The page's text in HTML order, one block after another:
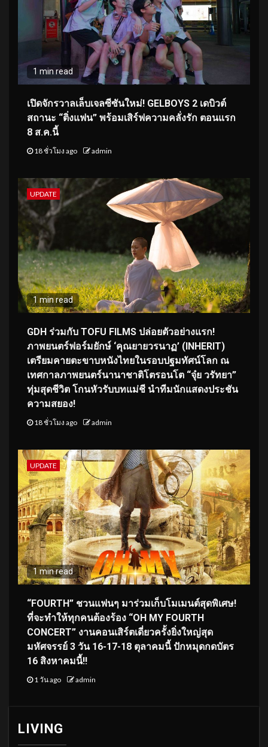
1 min read
เปิดจักรวาลเล็บเจลซีซันใหม่! GELBOYS 2 เดบิวต์
สถานะ “ติ่งแฟน” พร้อมเสิร์ฟความคลั่งรัก ตอนแรก
8 ส.ค.นี้
18 ชั่วโมง ago admin
UPDATE
1 min read
GDH ร่วมกับ TOFU FILMS ปล่อยตัวอย่างแรก!
ภาพยนตร์ฟอร์มยักษ์ ‘คุณยายวรนาฏ’ (INHERIT)
เตรียมคายตะขาบหนังไทยในรอบปฐมทัศน์โลก ณ
เทศกาลภาพยนตร์นานาชาติโตรอนโต “จุ๋ย วรัทยา”
ทุ่มสุดชีวิต โกนหัวรับบทแม่ชี นำทีมนักแสดงประชัน
ความสยอง!
18 ชั่วโมง ago admin
UPDATE
1 min read
“FOURTH” ชวนแฟนๆ มาร่วมเก็บโมเมนต์สุดพิเศษ!
ที่จะทำให้ทุกคนต้องร้อง “OH MY FOURTH
CONCERT” งานคอนเสิร์ตเดี่ยวครั้งยิ่งใหญ่สุด
มหัศจรรย์ 3 วัน 16-17-18 ตุลาคมนี้ ปักหมุดกดบัตร
16 สิงหาคมนี้!!
1 วัน ago admin
LIVING